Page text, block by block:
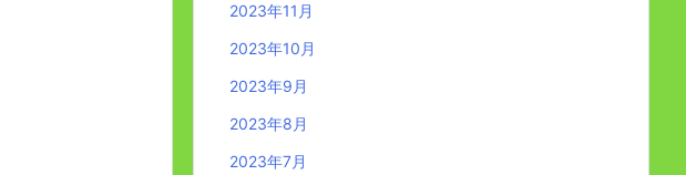
2023年11月
2023年10月
2023年9月
2023年8月
2023年7月